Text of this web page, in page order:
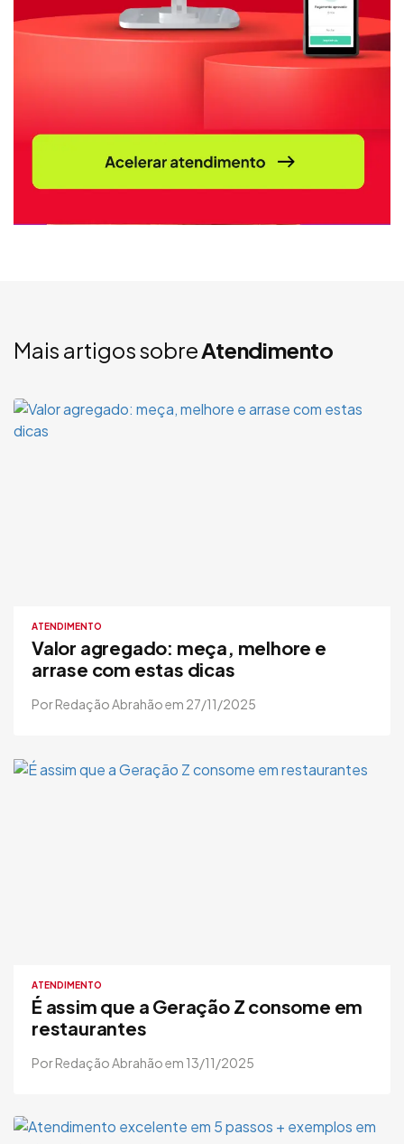
Mais artigos sobreAtendimento
ATENDIMENTO
Valor agregado: meça, melhore e
arrase com estas dicas
Por Redação Abrahão em 27/11/2025
ATENDIMENTO
É assim que a Geração Z consome em
restaurantes
Por Redação Abrahão em 13/11/2025